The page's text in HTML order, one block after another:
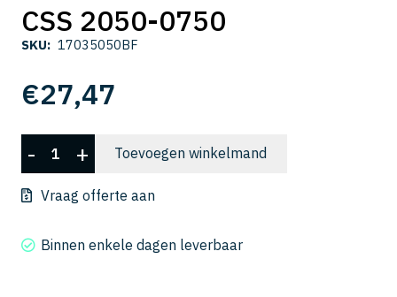
CSS 2050-0750
SKU: 17035050BF
€27,47
2050-
0750
- + Toevoegen winkelmand
Vraag offerte aan
Binnen enkele dagen leverbaar